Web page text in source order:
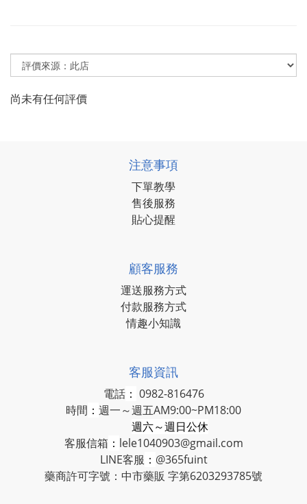
尚未有任何評價
注意事項
下單教學
售後服務
貼心提醒
顧客服務
運送服務方式
付款服務方式
情趣小知識
客服資訊
電話： 0982-816476
時間 ： 週一～週五AM9:00~PM18:00
週六～週日公休
客服信箱 ： lele1040903@gmail.com
LINE客服 ： @365fuint
藥商許可字號：中市藥販 字第6203293785號